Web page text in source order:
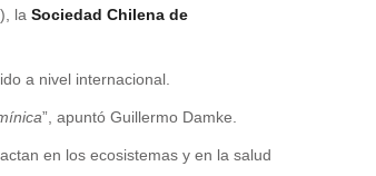
la Sociedad Chilena de
a nivel internacional.
”, apuntó Guillermo Damke.
en los ecosistemas y en la salud